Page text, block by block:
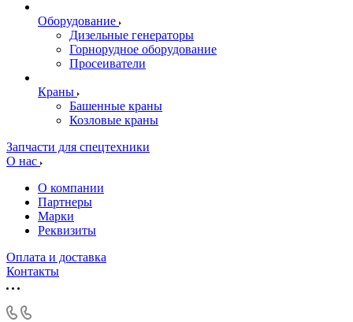
Оборудование
Дизельные генераторы
Горнорудное оборудование
Просеиватели
Краны
Башенные краны
Козловые краны
Запчасти для спецтехники
О нас
О компании
Партнеры
Марки
Реквизиты
Оплата и доставка
Контакты